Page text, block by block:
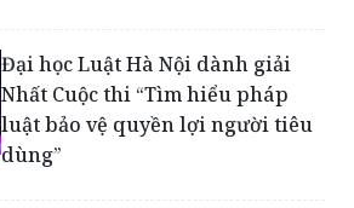
Đại học Luật Hà Nội dành giải
Nhất Cuộc thi “Tìm hiểu pháp
luật bảo vệ quyền lợi người tiêu
dùng”